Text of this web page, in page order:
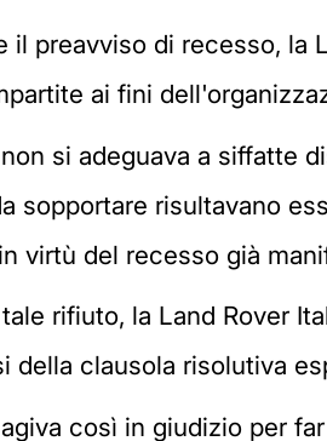
il preavviso di recesso, la
ai fini
si adeguava a siffatte
sopportare risultavano
virtù del recesso già
rifiuto, la Land Rover
della clausola risolutiva
così in giudizio per